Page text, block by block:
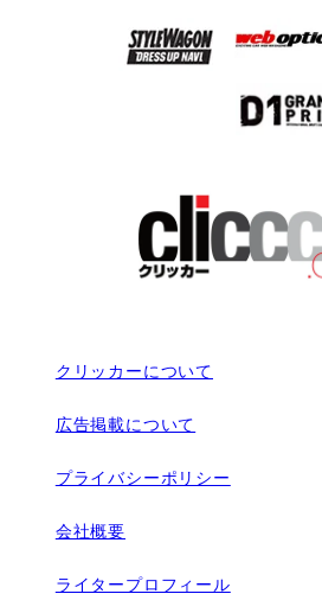
クリッカーについて
広告掲載について
プライバシーポリシー
会社概要
ライタープロフィール